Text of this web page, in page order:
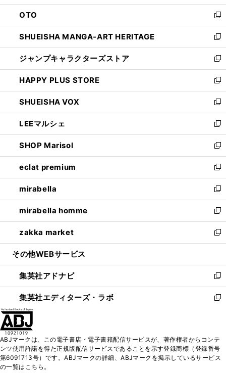
ウ
で
開
く
ン
ド
ウ
で
開
く
OTO
新
し
い
ウ
ィ
ン
ド
ウ
で
開
く
SHUEISHA MANGA-ART HERITAGE
新
し
い
ウ
ィ
ン
ド
ウ
で
開
く
ジャンプキャラクターズストア
新
し
い
ウ
ィ
ン
ド
ウ
で
開
く
HAPPY PLUS STORE
新
し
い
ウ
ィ
ン
ド
ウ
で
開
く
SHUEISHA VOX
新
し
い
ウ
ィ
ン
ド
ウ
で
開
く
LEEマルシェ
新
し
い
ウ
ィ
ン
ド
ウ
で
開
く
SHOP Marisol
新
し
い
ウ
ィ
ン
ド
ウ
で
開
eclat premium
新
し
い
ウ
ィ
ン
ド
ウ
開
く
mirabella
新
し
い
ウ
ィ
ン
ウ
で
開
く
mirabella homme
新
し
い
ウ
ン
ド
ウ
で
zakka market
新
し
ウ
ィ
ン
ド
く
その他WEBサービス
集英社アドナビ
新
し
い
ド
ウ
で
集英社エディターズ・ラボ
新
ィ
ン
ド
ABJマークは、この電子書店・電子書籍配信サービスが、著作権者からコンテ
ンツ使用許諾を得た正規版配信サービスであることを示す登録商標（登録番号
第6091713号）です。ABJマークの詳細、ABJマークを掲示しているサービス
の一覧はこちら。